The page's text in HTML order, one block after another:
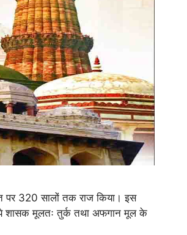
320 सालों तक राज किया। इस
शासक मूलतः तुर्क तथा अफगान मूल के